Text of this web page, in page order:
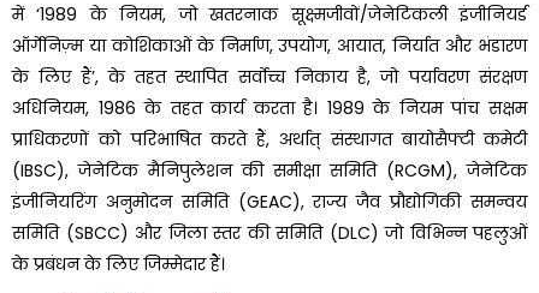
में ‘1989 के नियम, जो खतरनाक सूक्ष्मजीवों/जेनेटिकली इंजीनियर्ड
ऑर्गेनिज़्म या कोशिकाओं के निर्माण, उपयोग, आयात, निर्यात और भंडारण
के लिए हैं’, के तहत स्थापित सर्वोच्च निकाय है, जो पर्यावरण संरक्षण
अधिनियम, 1986 के तहत कार्य करता है। 1989 के नियम पांच सक्षम
प्राधिकरणों को परिभाषित करते हैं, अर्थात् संस्थागत बायोसैफ्टी कमेटी
(IBSC), जेनेटिक मैनिपुलेशन की समीक्षा समिति (RCGM), जेनेटिक
इंजीनियरिंग अनुमोदन समिति (GEAC), राज्य जैव प्रौद्योगिकी समन्वय
समिति (SBCC) और जिला स्तर की समिति (DLC) जो विभिन्न पहलुओं
के प्रबंधन के लिए जिम्मेदार हैं।